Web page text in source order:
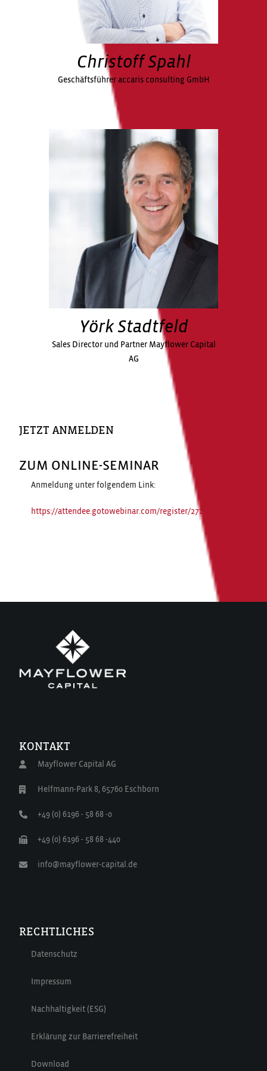
Christoff Spahl
Geschäftsführer accaris consulting GmbH
Yörk Stadtfeld
Sales Director und Partner Mayflower Capital
AG
JETZT ANMELDEN
ZUM ONLINE-SEMINAR
Anmeldung unter folgendem Link:
https://attendee.gotowebinar.com/register/
KONTAKT
Mayflower Capital AG
Helfmann-Park 8, 65760 Eschborn
+49 (0) 6196 - 58 68 -0
+49 (0) 6196 - 58 68 -440
info@mayflower-capital.de
RECHTLICHES
Datenschutz
Impressum
Nachhaltigkeit (ESG)
Erklärung zur Barrierefreiheit
Download